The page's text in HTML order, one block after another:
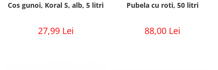
Cos gunoi, Koral S, alb, 5 litri
27,99 Lei
Pubela cu roti, 50 litri
88,00 Lei